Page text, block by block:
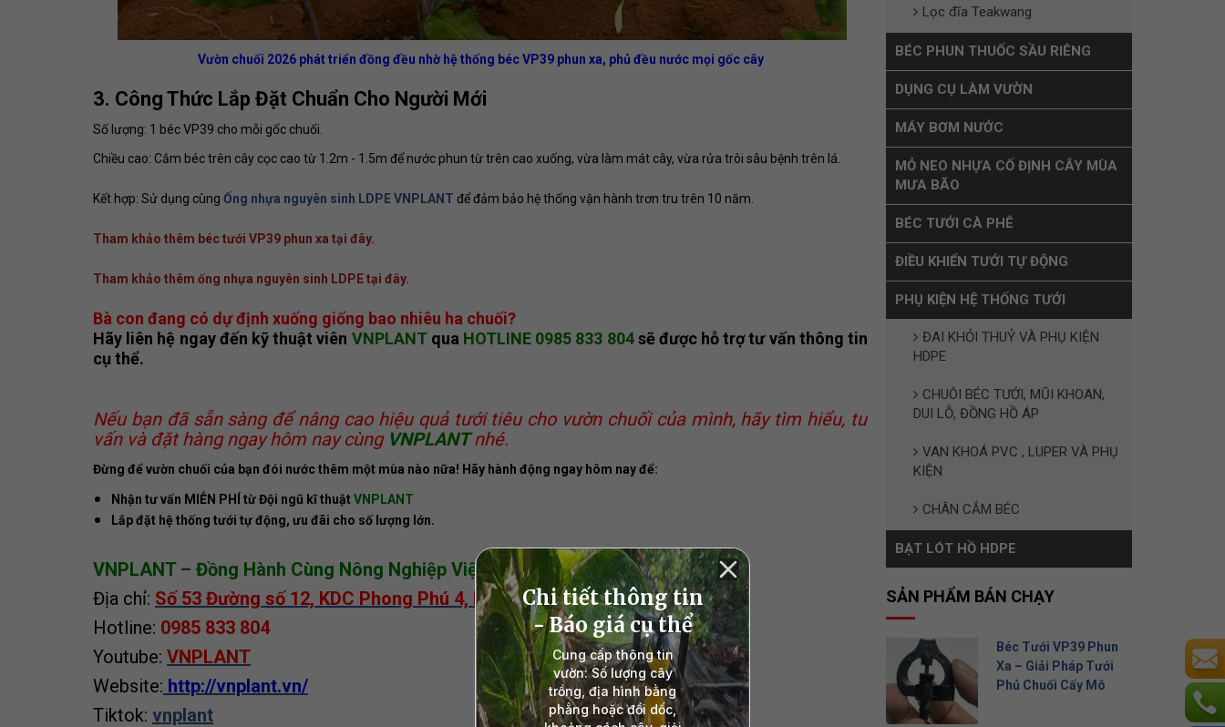
Vườn chuối 2026 phát triển đồng đều nhờ hệ thống béc VP39 phun xa, phủ đều nước mọi gốc cây
3. Công Thức Lắp Đặt Chuẩn Cho Người Mới
Số lượng: 1 béc VP39 cho mỗi gốc chuối.
Chiều cao: Cắm béc trên cây cọc cao từ 1.2m - 1.5m để nước phun từ trên cao xuống, vừa làm mát cây, vừa rửa trôi sâu bệnh trên lá.
Kết hợp: Sử dụng cùng Ống nhựa nguyên sinh LDPE VNPLANT để đảm bảo hệ thống vận hành trơn tru trên 10 năm.
Tham khảo thêm béc tưới VP39 phun xa tại đây.
Tham khảo thêm ống nhựa nguyên sinh LDPE tại đây.
Bà con đang có dự định xuống giống bao nhiêu ha chuối?
Hãy liên hệ ngay đến kỹ thuật viên VNPLANT qua HOTLINE 0985 833 804 sẽ được hỗ trợ tư vấn thông tin
cụ thể.
Nếu bạn đã sẵn sàng để nâng cao hiệu quả tưới tiêu cho vườn chuối của mình, hãy tìm hiểu, tư
vấn và đặt hàng ngay hôm nay cùng VNPLANT nhé.
Đừng để vườn chuối của bạn đói nước thêm một mùa nào nữa! Hãy hành động ngay hôm nay để:
Nhận tư vấn MIỄN PHÍ từ Đội ngũ kĩ thuậtVNPLANT
Lắp đặt hệ thống tưới tự động, ưu đãi cho số lượng lớn.
VNPLANT – Đồng Hành Cùng Nông Nghiệp Việt Nam Phát Triển!
Địa chỉ: Số 53 Đường số 12, KDC Phong Phú 4, Phong Phú, Bình Chánh, TPHCM
Hotline: 0985 833 804
Youtube: VNPLANT
Website: http://vnplant.vn/
Tiktok: vnplant
Lọc đĩa Teakwang
BÉC PHUN THUỐC SẦU RIÊNG
DỤNG CỤ LÀM VƯỜN
MÁY BƠM NƯỚC
MỎ NEO NHỰA CỐ ĐỊNH CÂY MÙA
MƯA BÃO
BÉC TƯỚI CÀ PHÊ
ĐIỀU KHIỂN TƯỚI TỰ ĐỘNG
PHỤ KIỆN HỆ THỐNG TƯỚI
ĐAI KHỎI THUỶ VÀ PHỤ KIỆN
HDPE
CHUÔI BÉC TƯỚI, MŨI KHOAN,
DUI LỖ, ĐỒNG HỒ ÁP
VAN KHOÁ PVC , LUPER VÀ PHỤ
KIỆN
CHÂN CẮM BÉC
BẠT LÓT HỒ HDPE
SẢN PHẨM BÁN CHẠY
Béc Tưới VP39 Phun
Xa – Giải Pháp Tưới
Phủ Chuối Cấy Mô